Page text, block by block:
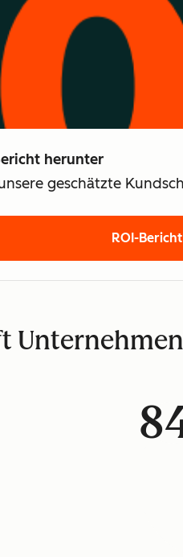
herunter
geschätzte
ROI-